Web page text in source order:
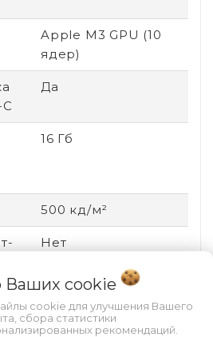
Apple M3 GPU (10
ядер)
Да
16 Гб
500 кд/м²
Нет
нет привода
Нет
Ваших cookie
cookie для улучшения Вашего
сбора статистики
рекомендаций.